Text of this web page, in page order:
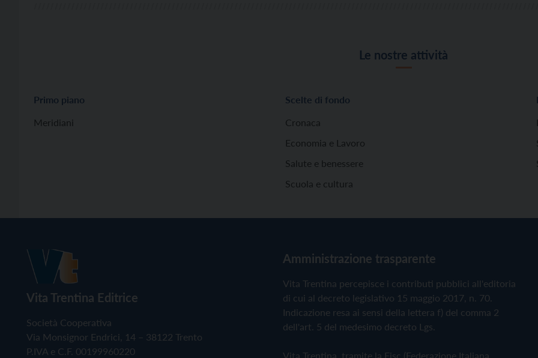
Le nostre attività
Primo piano
Meridiani
Scelte di fondo
Cronaca
Economia e Lavoro
Salute e benessere
Scuola e cultura
Vita Trentina Editrice
Società Cooperativa
Via Monsignor Endrici, 14 – 38122 Trento
P.IVA e C.F. 00199960220
Amministrazione trasparente
Vita Trentina percepisce i contributi pubblici all'editoria
di cui al decreto legislativo 15 maggio 2017, n. 70.
Indicazione resa ai sensi della lettera f) del comma 2
dell'art. 5 del medesimo decreto Lgs.
Vita Trentina, tramite la Fisc (Federazione Italiana